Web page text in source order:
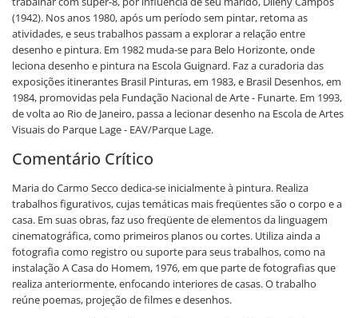
(1942). Nos anos 1980, após um período sem pintar, retoma as
atividades, e seus trabalhos passam a explorar a relação entre
desenho e pintura. Em 1982 muda-se para Belo Horizonte, onde
leciona desenho e pintura na Escola Guignard. Faz a curadoria das
exposições itinerantes Brasil Pinturas, em 1983, e Brasil Desenhos, em
1984, promovidas pela Fundação Nacional de Arte - Funarte. Em 1993,
de volta ao Rio de Janeiro, passa a lecionar desenho na Escola de Artes
Visuais do Parque Lage - EAV/Parque Lage.
Comentário Crítico
Maria do Carmo Secco dedica-se inicialmente à pintura. Realiza
trabalhos figurativos, cujas temáticas mais freqüentes são o corpo e a
casa. Em suas obras, faz uso freqüente de elementos da linguagem
cinematográfica, como primeiros planos ou cortes. Utiliza ainda a
fotografia como registro ou suporte para seus trabalhos, como na
instalação A Casa do Homem, 1976, em que parte de fotografias que
realiza anteriormente, enfocando interiores de casas. O trabalho
reúne poemas, projeção de filmes e desenhos.